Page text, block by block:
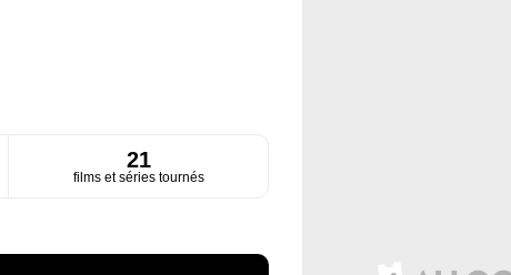
21
films et séries tournés